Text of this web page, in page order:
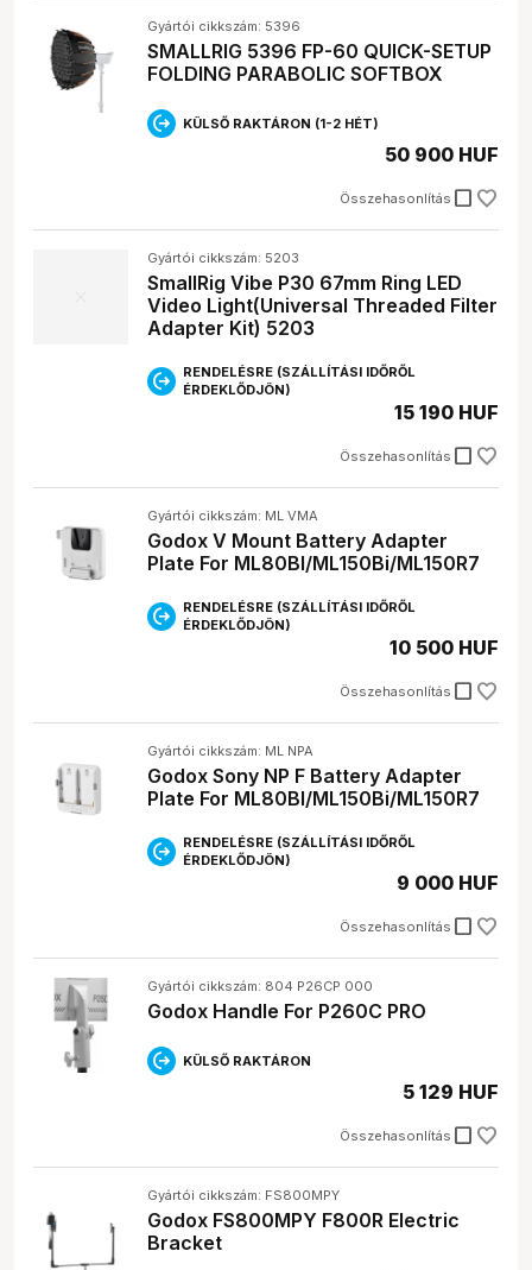
Gyártói cikkszám: 5396
SMALLRIG 5396 FP-60 QUICK-SETUP
FOLDING PARABOLIC SOFTBOX
KÜLSŐ RAKTÁRON (1-2 HÉT)
Összehasonlítás check_box_outline_blank
50 900 HUF
Gyártói cikkszám: 5203
SmallRig Vibe P30 67mm Ring LED
Video Light(Universal Threaded Filter
Adapter Kit) 5203
RENDELÉSRE (SZÁLLÍTÁSI IDŐRŐL
ÉRDEKLŐDJÖN)
Összehasonlítás check_box_outline_blank
15 190 HUF
Gyártói cikkszám: ML VMA
Godox V Mount Battery Adapter
Plate For ML80BI/ML150Bi/ML150R7
RENDELÉSRE (SZÁLLÍTÁSI IDŐRŐL
ÉRDEKLŐDJÖN)
Összehasonlítás check_box_outline_blank
10 500 HUF
Gyártói cikkszám: ML NPA
Godox Sony NP F Battery Adapter
Plate For ML80BI/ML150Bi/ML150R7
RENDELÉSRE (SZÁLLÍTÁSI IDŐRŐL
ÉRDEKLŐDJÖN)
Összehasonlítás check_box_outline_blank
9 000 HUF
Gyártói cikkszám: 804 P26CP 000
Godox Handle For P260C PRO
KÜLSŐ RAKTÁRON
Összehasonlítás check_box_outline_blank
5 129 HUF
Gyártói cikkszám: FS800MPY
Godox FS800MPY F800R Electric
Bracket